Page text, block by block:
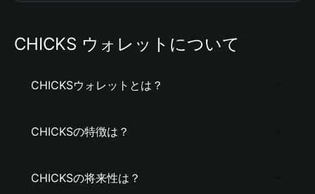
CHICKS ウォレットについて
CHICKSウォレットとは？
CHICKSの特徴は？
CHICKSの将来性は？